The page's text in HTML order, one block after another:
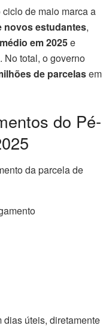
de maio marca a
novos estudantes,
em 2025e
No total, o governo
de parcelasem
do Pé-
da parcela de
dias úteis, diretamente